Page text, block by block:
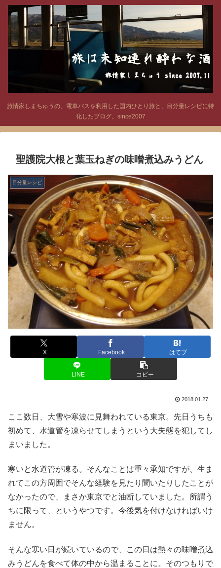
旅情家しまちゅうの、電車バスを利用した国内ひとり旅と、目分量レシピに特
化したブログ。since2007
聖護院大根と葉玉ねぎの味噌煮込みうどん
目分量レシピ
X Facebook はてブ
LINE コピー
2018.01.27
ここ数日、大雪や寒波に見舞われている東京。先日うちも
初めて、水道管を凍らせてしまうという大失態を犯してし
まいました。
寒いと水道管が凍る。そんなことは重々承知ですが、生ま
れてこの方周囲でそんな経験を見たり聞いたりしたことが
なかったので、まさか東京でと油断していました。所謂う
ちに限って、というやつです。今後気を付けなければいけ
ません。
そんな寒い日が続いているので、この日は熱々の味噌煮込
みうどんを食べて体の中から温まることに。そのつもりで